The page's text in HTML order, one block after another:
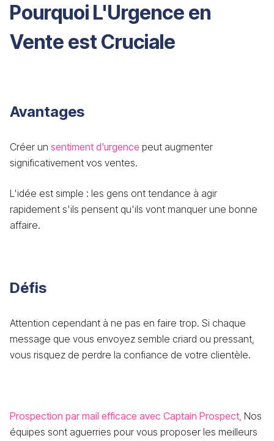
Pourquoi L'Urgence en
Vente est Cruciale
Avantages
Créer un sentiment d'urgence peut augmenter
significativement vos ventes.
L'idée est simple : les gens ont tendance à agir
rapidement s'ils pensent qu'ils vont manquer une bonne
affaire.
Défis
Attention cependant à ne pas en faire trop. Si chaque
message que vous envoyez semble criard ou pressant,
vous risquez de perdre la confiance de votre clientèle.
Prospection par mail efficace avec Captain Prospect, Nos
équipes sont aguerries pour vous proposer les meilleurs